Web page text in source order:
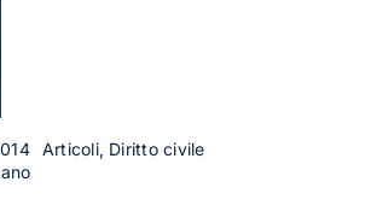
Articoli, Diritto civile